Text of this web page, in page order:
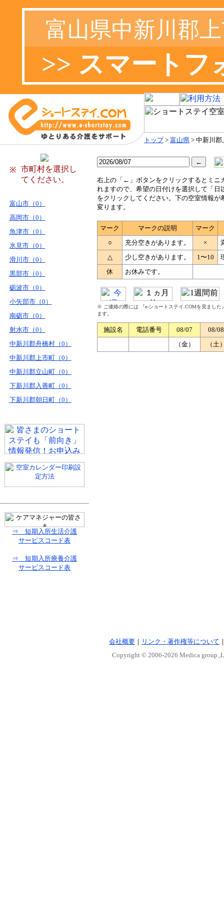
富山県中新川郡
>> スマートフ
トップ> 富山県 > 中新川郡
※
市町村を選択し
てください。
富山市（0）
高岡市（0）
魚津市（0）
氷見市（0）
滑川市（0）
黒部市（0）
砺波市（0）
小矢部市（0）
南砺市（0）
射水市（0）
中新川郡舟橋村（0）
中新川郡上市町（0）
中新川郡立山町（0）
下新川郡入善町（0）
下新川郡朝日町（0）
⇒ 短期入所生活介護
サービスコード表
⇒ 短期入所療養介護
サービスコード表
右 上の「←」ボタンをクリックするとミニ
れますので、希望の日付けを選択して「日
をクリックしてください。下の空室情報が
変ります。
マーク マークの説明
マーク
○
充分空きがあります。 ×
△
少し空きがあります。 1〜10
休
お休みです。
※ ご連絡の際には 『e-ショートステイ.COMを見まし
ます。
施設名 電話番号 08/07
08/08
（金）
（土
会社概要 ｜ リンク・著作権等について
Copyright © 2006-2026 Medica